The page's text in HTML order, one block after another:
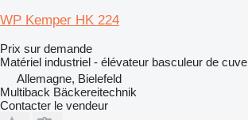
WP Kemper HK 224
Prix sur demande
Matériel industriel - élévateur basculeur de cuve
Allemagne, Bielefeld
Multiback Bäckereitechnik
Contacter le vendeur